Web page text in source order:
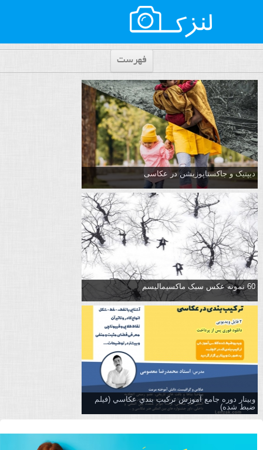
فهرست
دیپتیک و جاکستا‌پوزیشن در عکاسی
60 نمونه عکس سبک ماکسیمالیسم
وبینار دوره جامع آموزش تركيب بندي عكاسي (فیلم
ضبط شده)